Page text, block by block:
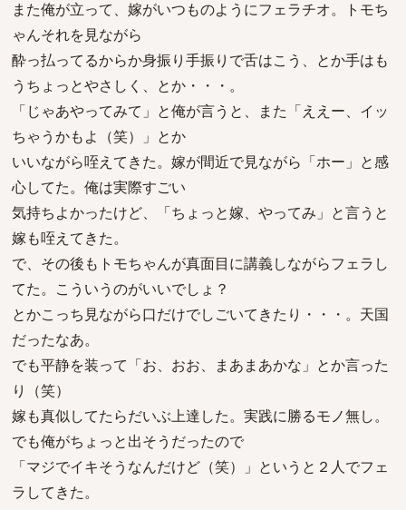
また俺が立って、嫁がいつものようにフェラチオ。トモち
ゃんそれを見ながら
酔っ払ってるからか身振り手振りで舌はこう、とか手はも
うちょっとやさしく、とか・・・。
「じゃあやってみて」と俺が言うと、また「ええー、イッ
ちゃうかもよ（笑）」とか
いいながら咥えてきた。嫁が間近で見ながら「ホー」と感
心してた。俺は実際すごい
気持ちよかったけど、「ちょっと嫁、やってみ」と言うと
嫁も咥えてきた。
で、その後もトモちゃんが真面目に講義しながらフェラし
てた。こういうのがいいでしょ？
とかこっち見ながら口だけでしごいてきたり・・・。天国
だったなあ。
でも平静を装って「お、おお、まあまあかな」とか言った
り（笑）
嫁も真似してたらだいぶ上達した。実践に勝るモノ無し。
でも俺がちょっと出そうだったので
「マジでイキそうなんだけど（笑）」というと２人でフェ
ラしてきた。